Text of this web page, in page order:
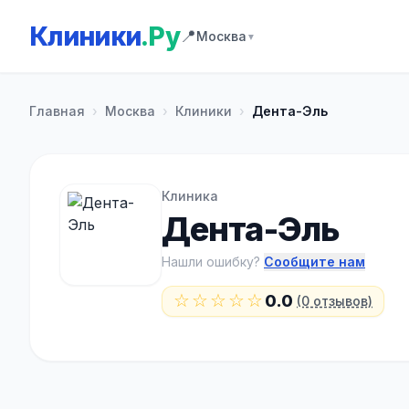
Клиники.Ру📍Москва ▼
Главная › Москва › Клиники › Дента-Эль
Клиника
Дента-Эль
Нашли ошибку? Сообщите нам
☆☆☆☆☆0.0 (0 отзывов)